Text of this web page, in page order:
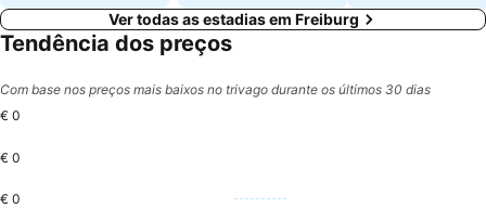
Ver todas as estadias em Freiburg
Tendência dos preços
Com base nos preços mais baixos no trivago durante os últimos 30 dias
€ 0
€ 0
€ 0